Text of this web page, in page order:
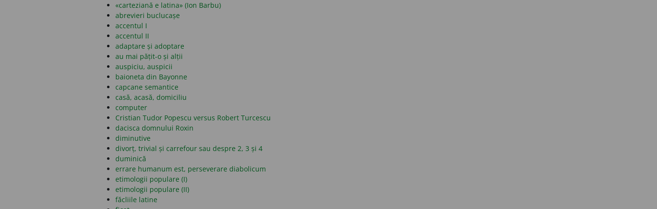
«carteziană e latina» (Ion Barbu)
abrevieri buclucașe
accentul I
accentul II
adaptare și adoptare
au mai pățit-o și alții
auspiciu, auspicii
baioneta din Bayonne
capcane semantice
casă, acasă, domiciliu
computer
Cristian Tudor Popescu versus Robert Turcescu
dacisca domnului Roxin
diminutive
divorț, trivial și carrefour sau despre 2, 3 și 4
duminică
errare humanum est, perseverare diabolicum
etimologii populare (I)
etimologii populare (II)
făcliile latine